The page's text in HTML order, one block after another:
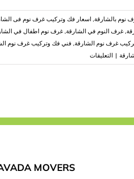
نوم بالشارقة, اسعار فك وتركيب غرف نوم فى
, غرف النوم في الشارقة, غرف نوم اطفال في
غرف نوم الشارقة, فني فك وتركيب غرف نوم
| التعليقاتعلى
فك
الشارقة
MOVERS